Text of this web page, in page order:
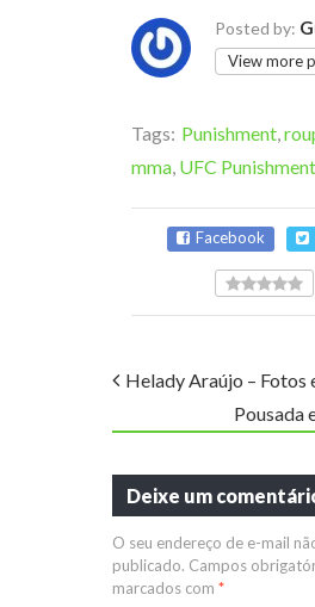
Posted by:
View more
Tags: Punishment
mma UFC
Facebook
Helady Araújo – Fotos
Pousada
Deixe um
O seu endereço de e-mail
publicado. Campos
marcados com *